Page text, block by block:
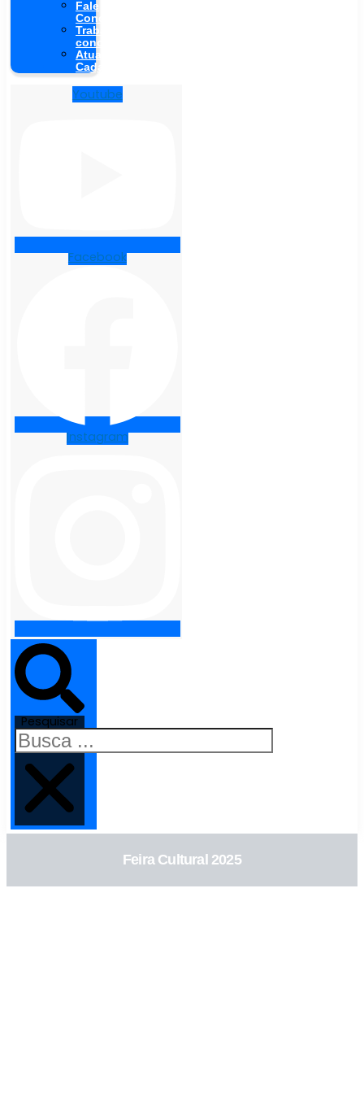
Fale
Conosco
Trabalhe
conosco
Atualização
Cadastral
Youtube
Facebook
Instagram
Pesquisar
Feira Cultural 2025